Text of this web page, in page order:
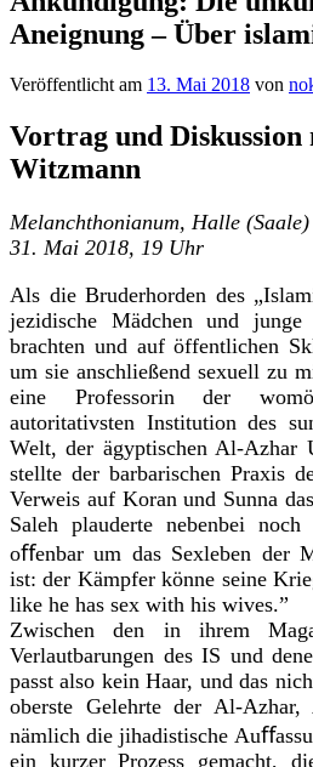
Aneignung – Über
Veröffentlicht am 13. Mai 2018 von
Vortrag und
Witzmann
Melanchthonianum, Halle (Saale)
31. Mai 2018, 19 Uhr
Als die Bruderhorden des
jezidische Mädchen und
brachten und auf öffentlichen
um sie anschließend sexuell zu
eine Professorin der
autoritativsten Institution des
Welt, der ägyptischen Al-Azhar
stellte der barbarischen Praxis
Verweis auf Koran und Sunna
Saleh plauderte nebenbei
oﬀenbar um das Sexleben der
ist: der Kämpfer könne seine
like he has sex with his wives.”
Zwischen den in ihrem
Verlautbarungen des IS und
passt also kein Haar, und das
oberste Gelehrte der Al-
nämlich die jihadistische
ein kurzer Prozess gemacht,